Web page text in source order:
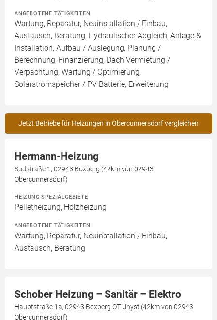
ANGEBOTENE TÄTIGKEITEN
Wartung, Reparatur, Neuinstallation / Einbau,
Austausch, Beratung, Hydraulischer Abgleich, Anlage &
Installation, Aufbau / Auslegung, Planung /
Berechnung, Finanzierung, Dach Vermietung /
Verpachtung, Wartung / Optimierung,
Solarstromspeicher / PV Batterie, Erweiterung
Jetzt Betriebe für Heizungen in Obercunnersdorf vergleichen
Hermann-Heizung
Südstraße 1, 02943 Boxberg (42km von 02943
Obercunnersdorf)
HEIZUNG SPEZIALGEBIETE
Pelletheizung, Holzheizung
ANGEBOTENE TÄTIGKEITEN
Wartung, Reparatur, Neuinstallation / Einbau,
Austausch, Beratung
Schober Heizung – Sanitär – Elektro
Hauptstraße 1a, 02943 Boxberg OT Uhyst (42km von 02943
Obercunnersdorf)